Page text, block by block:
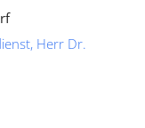
Herr Dr.